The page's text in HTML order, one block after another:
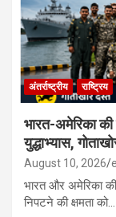
अंतर्राष्ट्रीय राष्ट्रिय
भारत-अमेरिका
युद्धाभ्यास,
August 10, 2026
भारत और अमेरिका
निपटने की क्षमता को…